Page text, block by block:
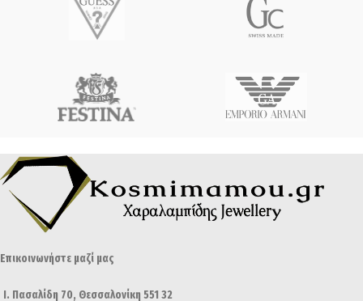
Επικοινωνήστε μαζί μας
Ι. Πασαλίδη 70, Θεσσαλονίκη 551 32